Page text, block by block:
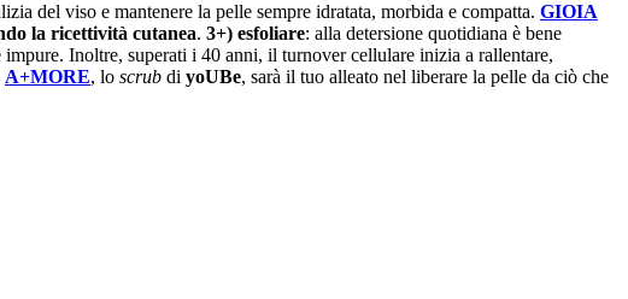
del viso e mantenere la pelle sempre idratata, morbida e compatta. GIOIA
la ricettività cutanea. 3+) esfoliare: alla detersione quotidiana è bene
impure. Inoltre, superati i 40 anni, il turnover cellulare inizia a rallentare,
A+MORE, lo scrub di yoUBe, sarà il tuo alleato nel liberare la pelle da ciò che